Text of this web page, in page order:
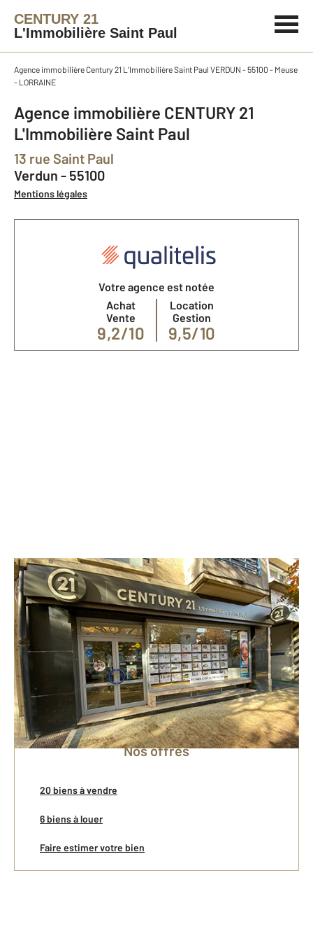
CENTURY 21
L'Immobilière Saint Paul
Agence immobilière Century 21 L'Immobilière Saint Paul VERDUN - 55100 - Meuse
- LORRAINE
Agence immobilière CENTURY 21
L'Immobilière Saint Paul
13 rue Saint Paul
Verdun - 55100
Mentions légales
Votre agence est notée
Achat
Vente
9,2/10
Location
Gestion
9,5/10
Nos spécialités
Gestion Locative
Location
Nos offres
20 biens à vendre
6 biens à louer
Faire estimer votre bien